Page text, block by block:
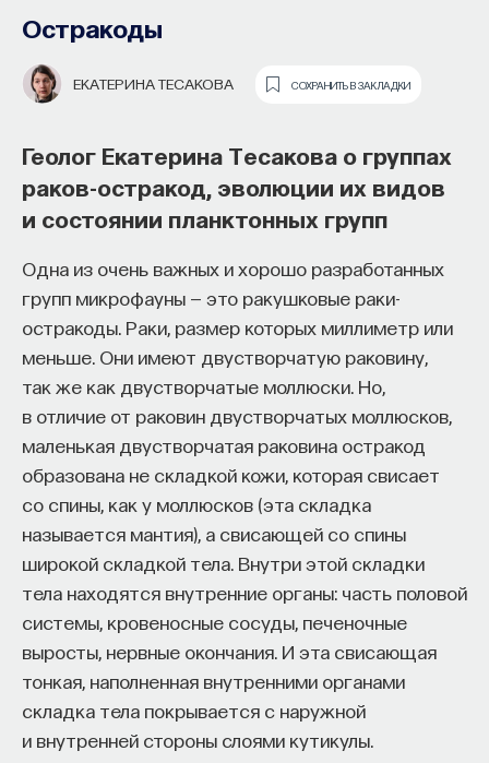
Остракоды
ЕКАТЕРИНА ТЕСАКОВА СОХРАНИТЬ В ЗАКЛАДКИ
Геолог Екатерина Тесакова о группах
раков-остракод, эволюции их видов
и состоянии планктонных групп
Одна из очень важных и хорошо разработанных
групп микрофауны — это ракушковые раки-
остракоды. Раки, размер которых миллиметр или
меньше. Они имеют двустворчатую раковину,
так же как двустворчатые моллюски. Но,
в отличие от раковин двустворчатых моллюсков,
маленькая двустворчатая раковина остракод
образована не складкой кожи, которая свисает
со спины, как у моллюсков (эта складка
называется мантия), а свисающей со спины
широкой складкой тела. Внутри этой складки
тела находятся внутренние органы: часть половой
системы, кровеносные сосуды, печеночные
выросты, нервные окончания. И эта свисающая
тонкая, наполненная внутренними органами
складка тела покрывается с наружной
и внутренней стороны слоями кутикулы.
Основатель ПостНауки Ивар
Максутов запускает сервис, который
поможет найти свою нишу
в глобальных deep tech и биотех
компаниях
В 2012 годуИвар Максутов создал проект
ПостНаука, который дал голос учёным и навсегда
изменил медийное пространство на русском
языке. В 2021 году в Лондоне он основал компанию
Naukka, помогающую учёным
и предпринимателям превращать их идеи
в технологии и успешные стартапы. Теперь
команда ПостНауки запускает новый сервис —
Naukka Talents, рекрутинговое агентство,
созданное для поддержки специалистов,
желающих работать в глобальных инновационных
Для производства пива нужны четыре основных
ингредиента: вода, хмель, дрожжи и ячменный
солод. Кроме этого туда добавляют множество
вкусоактивных соединений, состав которых
может сильно варьироваться в зависимости
от сорта.
Пивоварение — многоступенчатый процесс.
Он начинается со смешивания пророщенного
и молотого ячменного солода и воды — для
образования начального сусла. На литр пива